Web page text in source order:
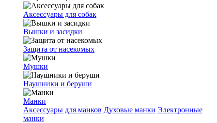
Аксессуары для собак
Вышки и засидки
Защита от насекомых
Мушки
Наушники и беруши
Манки
Аксессуары для манков Духовые манки Электронные
манки